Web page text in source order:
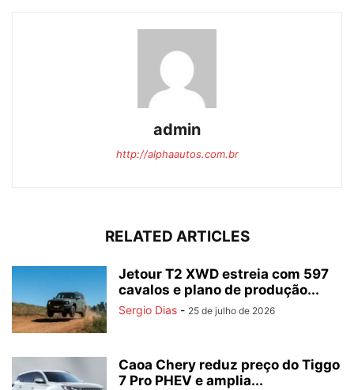
admin
http://alphaautos.com.br
RELATED ARTICLES
Jetour T2 XWD estreia com 597
cavalos e plano de produção...
Sergio Dias - 25 de julho de 2026
Caoa Chery reduz preço do Tiggo
7 Pro PHEV e amplia...